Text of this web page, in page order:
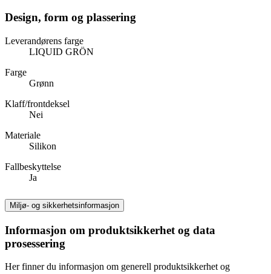
Design, form og plassering
Leverandørens farge
LIQUID GRÖN
Farge
Grønn
Klaff/frontdeksel
Nei
Materiale
Silikon
Fallbeskyttelse
Ja
Miljø- og sikkerhetsinformasjon
Informasjon om produktsikkerhet og data
prosessering
Her finner du informasjon om generell produktsikkerhet og